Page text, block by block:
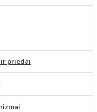
ir priedai